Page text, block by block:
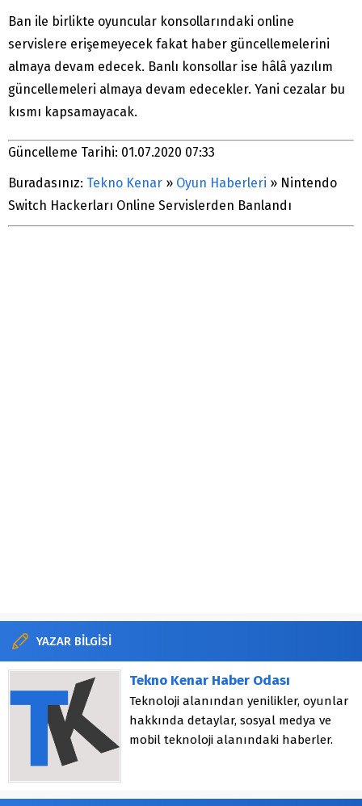
Ban ile birlikte oyuncular konsollarındaki online
servislere erişemeyecek fakat haber güncellemelerini
almaya devam edecek. Banlı konsollar ise hâlâ yazılım
güncellemeleri almaya devam edecekler. Yani cezalar bu
kısmı kapsamayacak.
Güncelleme Tarihi: 01.07.2020 07:33
Buradasınız: Tekno Kenar » Oyun Haberleri » Nintendo
Switch Hackerları Online Servislerden Banlandı
YAZAR BİLGİSİ
Tekno Kenar Haber Odası
Teknoloji alanından yenilikler, oyunlar
hakkında detaylar, sosyal medya ve
mobil teknoloji alanındaki haberler.